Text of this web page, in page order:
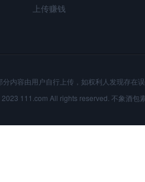
上传赚钱
分内容由用户自行上传，如权利人发现存在
111.com All rights reserved. 不象酒包